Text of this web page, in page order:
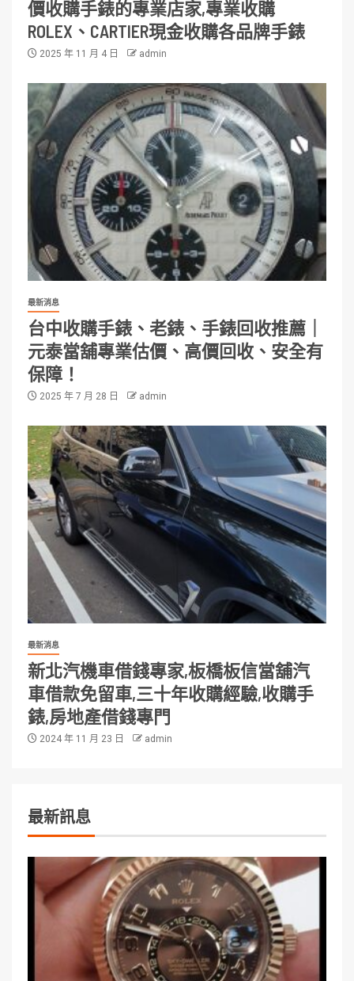
價收購手錶的專業店家,專業收購
ROLEX、CARTIER現金收購各品牌手錶
2025 年 11 月 4 日 admin
最新消息
台中收購手錶、老錶、手錶回收推薦｜
元泰當舖專業估價、高價回收、安全有
保障！
2025 年 7 月 28 日 admin
最新消息
新北汽機車借錢專家,板橋板信當舖汽
車借款免留車,三十年收購經驗,收購手
錶,房地產借錢專門
2024 年 11 月 23 日 admin
最新訊息